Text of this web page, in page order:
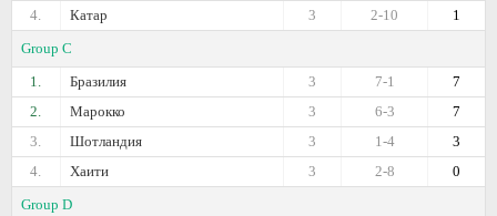
4.
Катар 1
2-10
3
Group C
1.
Бразилия 7
7-1
3
2.
Марокко 7
6-3
3
3.
Шотландия 3
1-4
3
4.
Хаити 0
2-8
3
Group D